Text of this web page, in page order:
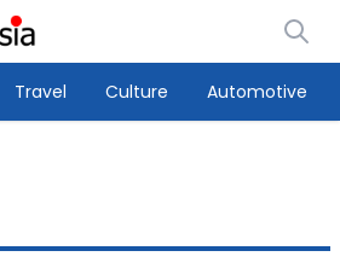
Travel Culture Automotive